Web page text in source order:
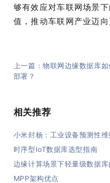
够有效应对车联网场景
值，推动车联网产业迈向
上一篇：物联网边缘数据库如
部署？
相关推荐
小米封杨：工业设备预测性
时序型IoT数据库选型指南
边缘计算场景下轻量级数据
MPP架构优点